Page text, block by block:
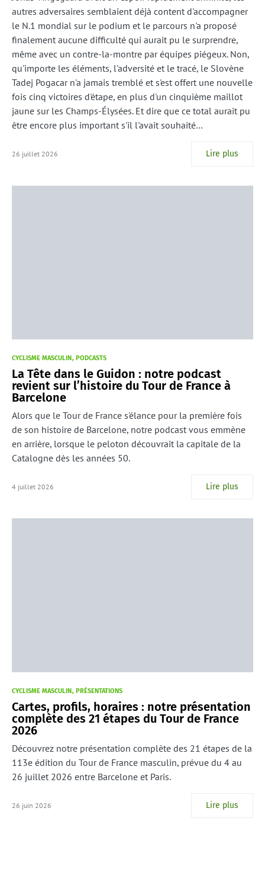
autres adversaires semblaient déjà content d'accompagner
le N.1 mondial sur le podium et le parcours n'a proposé
finalement aucune difficulté qui aurait pu le surprendre,
même avec un contre-la-montre par équipes piégeux. Non,
qu'importe les éléments, l'adversité et le tracé, le Slovène
Tadej Pogacar n'a jamais tremblé et s'est offert une nouvelle
fois cinq victoires d'étape, en plus d'un cinquième maillot
jaune sur les Champs-Élysées. Et dire que ce total aurait pu
être encore plus important s'il l'avait souhaité…
26 juillet 2026 Lire plus
CYCLISME MASCULIN PODCASTS
La Tête dans le Guidon : notre podcast
revient sur l’histoire du Tour de France à
Barcelone
Alors que le Tour de France s'élance pour la première fois
de son histoire de Barcelone, notre podcast vous emmène
en arrière, lorsque le peloton découvrait la capitale de la
Catalogne dès les années 50.
4 juillet 2026 Lire plus
CYCLISME MASCULIN PRÉSENTATIONS
Cartes, profils, horaires : notre présentation
complète des 21 étapes du Tour de France
2026
Découvrez notre présentation complète des 21 étapes de la
113e édition du Tour de France masculin, prévue du 4 au
26 juillet 2026 entre Barcelone et Paris.
26 juin 2026 Lire plus